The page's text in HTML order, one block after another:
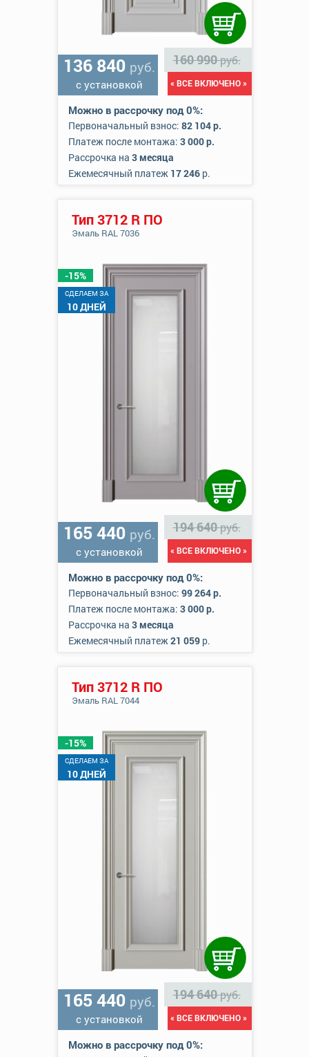
136 840 руб.
с установкой
160 990руб.
« ВСЕ ВКЛЮЧЕНО »
Можно в рассрочку под 0%:
Первоначальный взнос: 82 104 р.
Платеж после монтажа: 3 000 р.
Рассрочка на 3 месяца
Ежемесячный платеж 17 246р.
-15%
CДЕЛАЕМ ЗА
10 ДНЕЙ
Тип 3712 R ПО
Эмаль RAL 7036
165 440 руб.
с установкой
194 640руб.
« ВСЕ ВКЛЮЧЕНО »
Можно в рассрочку под 0%:
Первоначальный взнос: 99 264 р.
Платеж после монтажа: 3 000 р.
Рассрочка на 3 месяца
Ежемесячный платеж21 059р.
-15%
CДЕЛАЕМ ЗА
10 ДНЕЙ
Тип 3712 R ПО
Эмаль RAL 7044
165 440 руб.
с установкой
194 640руб.
« ВСЕ ВКЛЮЧЕНО »
Можно в рассрочку под 0%: